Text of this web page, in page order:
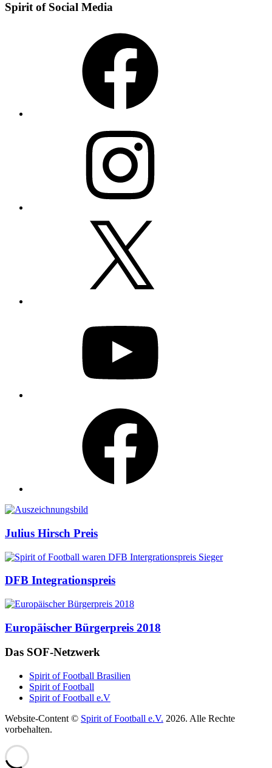
Spirit of Social Media
Auszeichnungen
Julius Hirsch Preis
DFB Integrationspreis
Europäischer Bürgerpreis 2018
Das SOF-Netzwerk
Spirit of Football Brasilien
Spirit of Football
Spirit of Football e.V
Website-Content © Spirit of Football e.V. 2026. Alle Rechte
vorbehalten.